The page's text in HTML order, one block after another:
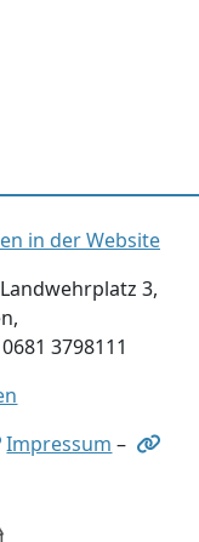
in der Website
3,
3798111
Impressum –